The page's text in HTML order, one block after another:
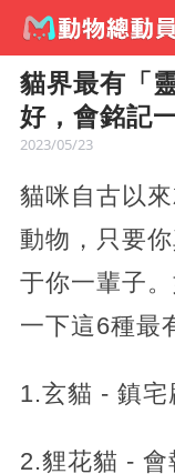
貓界最有「
好，會銘記
2023/05/23
貓咪自古以
動物，只要
于你一輩子
一下這6種最
1.玄貓 - 鎮宅
2.貍花貓 - 會